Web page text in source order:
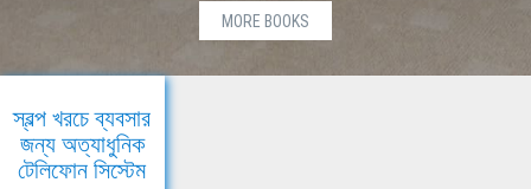
MORE BOOKS
স্বল্প খরচে ব্যবসার
জন্য অত্যাধুনিক
টেলিফোন সিস্টেম